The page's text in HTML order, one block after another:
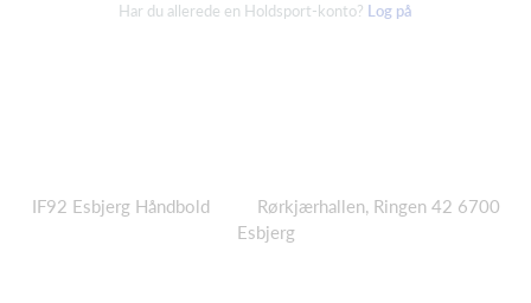
Har du allerede en Holdsport-konto? Log på
IF92 Esbjerg Håndbold Rørkjærhallen, Ringen 42 6700
Esbjerg